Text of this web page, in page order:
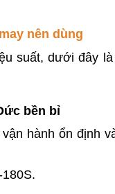
nên dùng
suất, dưới đây
bền bỉ
hành ổn định